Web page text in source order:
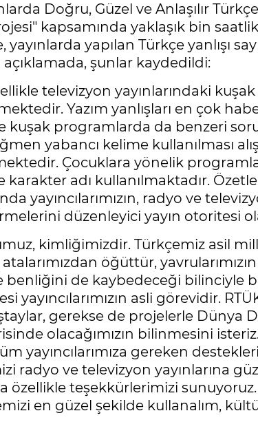
Doğru, Güzel ve Anlaşılır Türkçe
kapsamında yaklaşık bin
yapılan Türkçe yanlışı
şunlar kaydedildi:
televizyon yayınlarındaki
Yazım yanlışları en çok
kuşak programlarda da benzeri
yabancı kelime kullanılması
Çocuklara yönelik
karakter adı kullanılmaktadır.
yayıncılarımızın, radyo ve
düzenleyici yayın otoritesi
kimliğimizdir. Türkçemiz asil
öğüttür,
benliğini de kaybedeceği bilinciyle
yayıncılarımızın asli görevidir.
gerekse de projelerle Dünya
olacağımızın bilinmesini
yayıncılarımıza gereken
radyo ve televizyon yayınlarına
özellikle teşekkürlerimizi
en güzel şekilde kullanalım,